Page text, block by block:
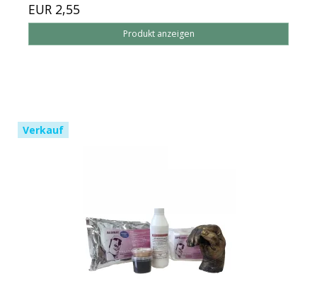
EUR 2,55
Produkt anzeigen
Verkauf